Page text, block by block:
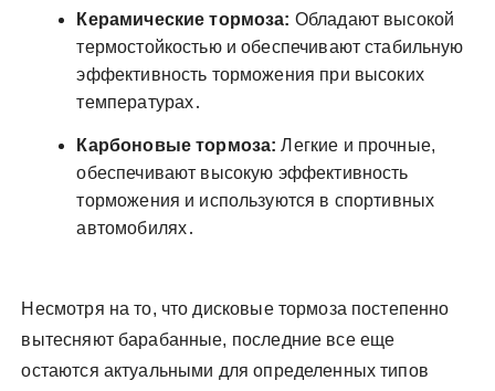
Керамические тормоза: Обладают высокой
термостойкостью и обеспечивают стабильную
эффективность торможения при высоких
температурах․
Карбоновые тормоза: Легкие и прочные,
обеспечивают высокую эффективность
торможения и используются в спортивных
автомобилях․
Несмотря на то, что дисковые тормоза постепенно
вытесняют барабанные, последние все еще
остаются актуальными для определенных типов